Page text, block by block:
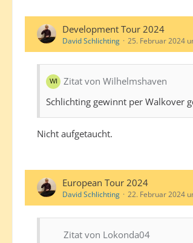
Development Tour 2024
David Schlichting 25. Februar 2024
Zitat von Wilhelmshaven
Schlichting gewinnt per Walkover
Nicht aufgetaucht.
European Tour 2024
David Schlichting 22. Februar 2024
Zitat von Lokonda04